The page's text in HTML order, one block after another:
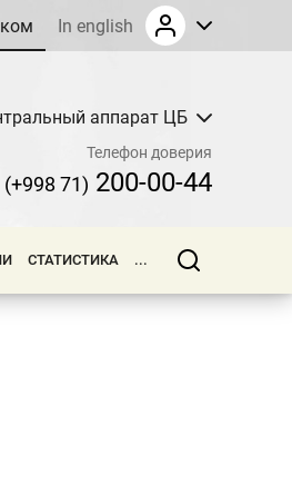
In english
аппарат ЦБ
Телефон доверия
(+998 71) 200-00-44
СТАТИСТИКА ...